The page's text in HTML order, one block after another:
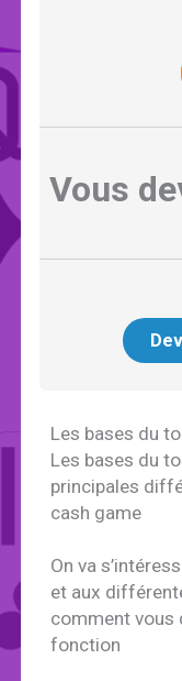
Vous
Les bases du
Les bases du
principales
cash game
On va
et aux
comment vous
fonction